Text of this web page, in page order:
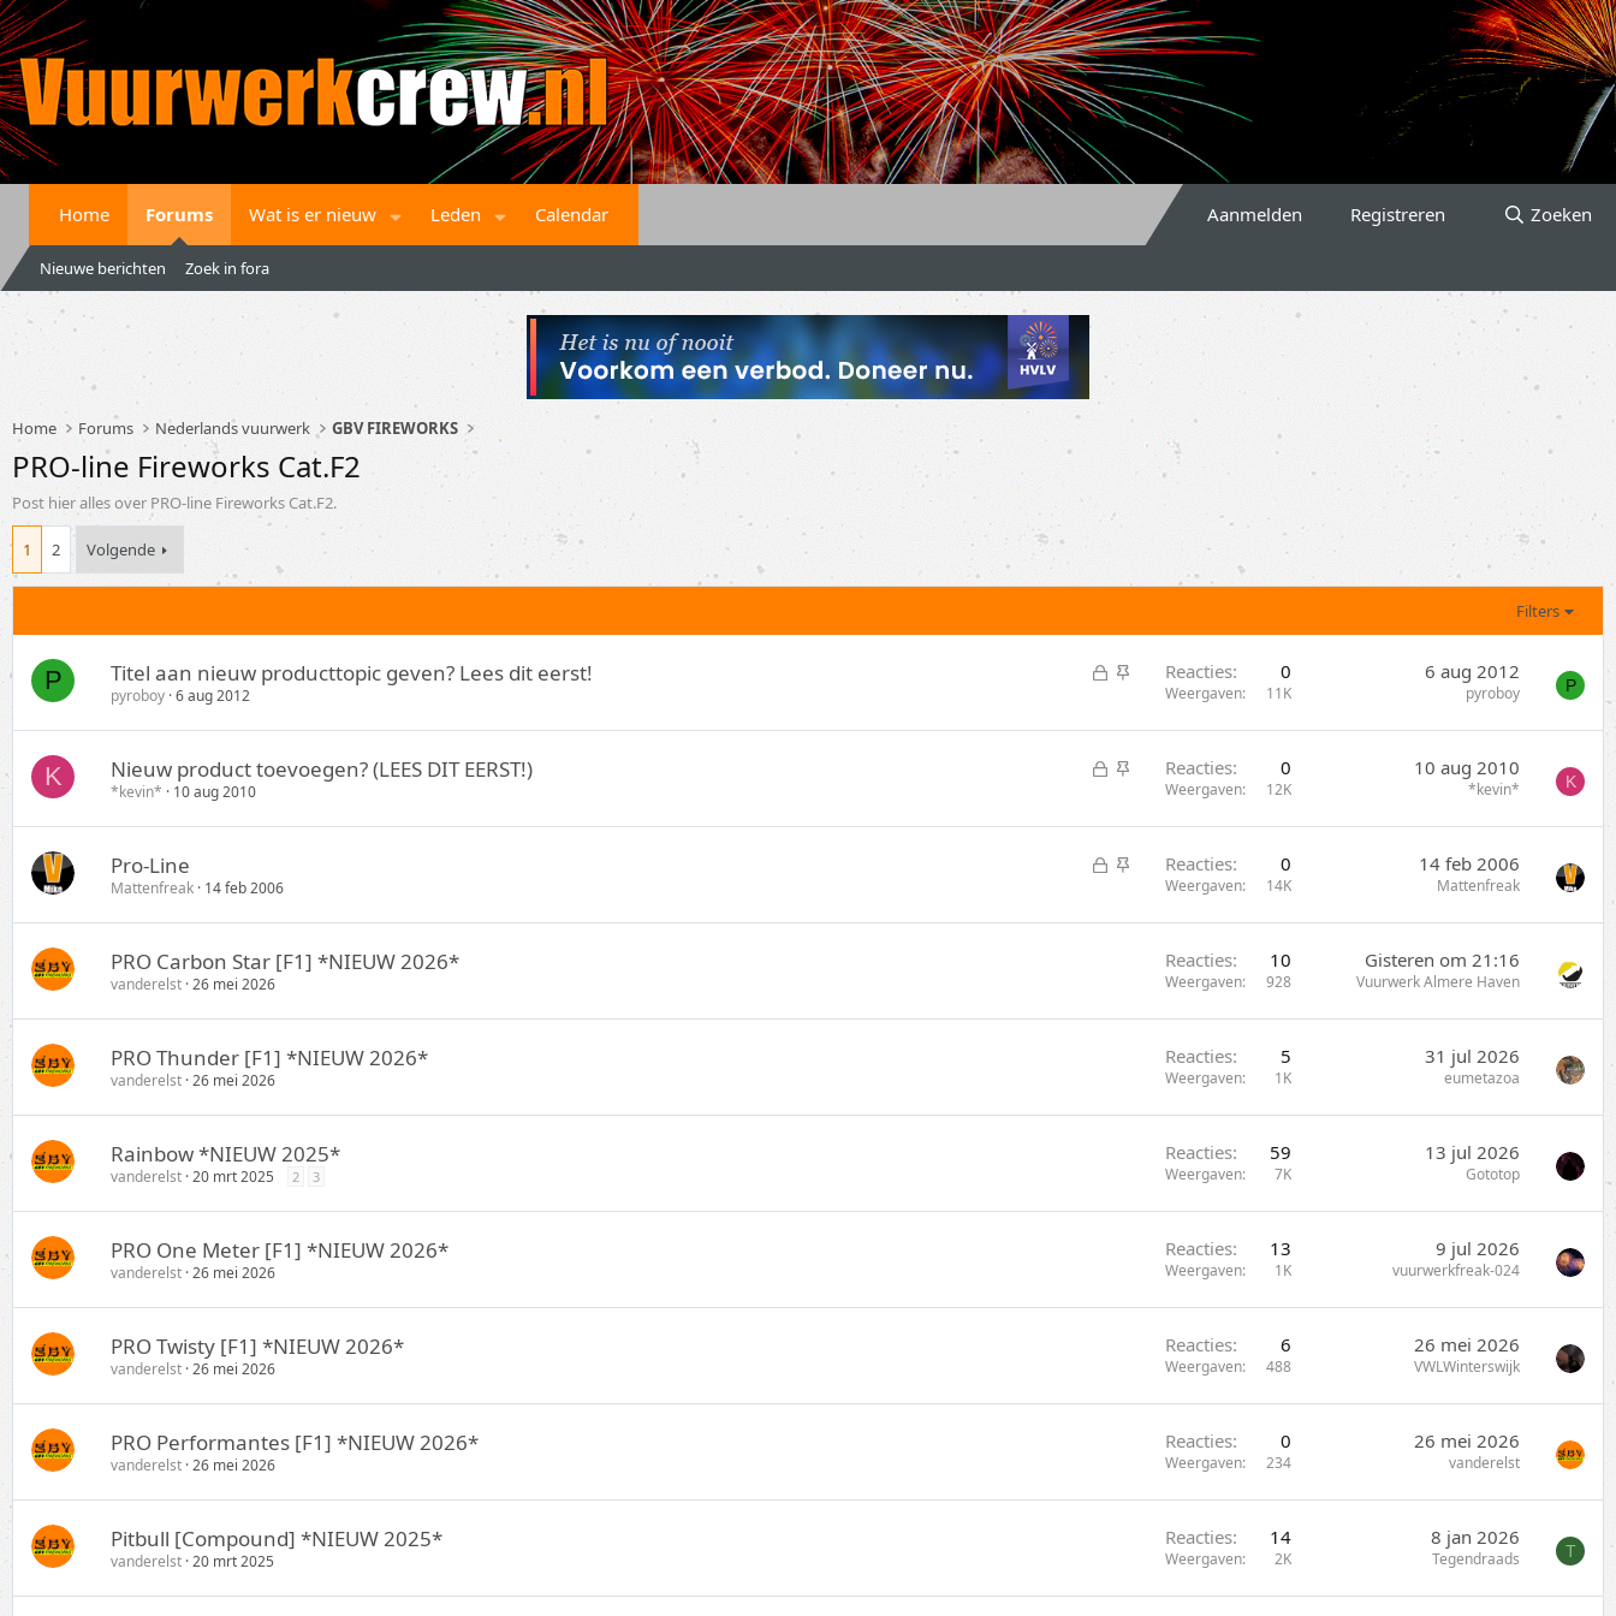
Home Forums Wat is er nieuw Leden Calendar Aanmelden Registreren Zoeken
Nieuwe berichten Zoek in fora
Home Forums Nederlands vuurwerk GBV FIREWORKS
PRO-line Fireworks Cat.F2
Post hier alles over PRO-line Fireworks Cat.F2.
1 2 Volgende
Filters
P
G
o
e
S
k
Titel aan nieuw producttopic geven? Lees dit eerst!
pyroboy 6 aug 2012
Reacties 0
Weergaven 11K
6 aug 2012
pyroboy P
K
G
o
e
S
k
Nieuw product toevoegen? (LEES DIT EERST!)
*kevin* 10 aug 2010
Reacties 0
Weergaven 12K
10 aug 2010
*kevin* K
G
e
S
Pro-Line
Mattenfreak 14 feb 2006
Reacties 0
Weergaven 14K
14 feb 2006
Mattenfreak
PRO Carbon Star [F1] *NIEUW 2026*
vanderelst 26 mei 2026
Reacties 10
Weergaven 928
Gisteren om 21:16
Vuurwerk Almere Haven
PRO Thunder [F1] *NIEUW 2026*
vanderelst 26 mei 2026
Reacties 5
Weergaven 1K
31 jul 2026
eumetazoa
Rainbow *NIEUW 2025*
vanderelst 20 mrt 2025 2 3
Reacties 59
Weergaven 7K
13 jul 2026
Gototop
PRO One Meter [F1] *NIEUW 2026*
vanderelst 26 mei 2026
Reacties 13
Weergaven 1K
9 jul 2026
vuurwerkfreak-024
PRO Twisty [F1] *NIEUW 2026*
vanderelst 26 mei 2026
Reacties 6
Weergaven 488
26 mei 2026
VWLWinterswijk
PRO Performantes [F1] *NIEUW 2026*
vanderelst 26 mei 2026
Reacties 0
Weergaven 234
26 mei 2026
vanderelst
Pitbull [Compound] *NIEUW 2025*
vanderelst 20 mrt 2025
Reacties 14
Weergaven 2K
8 jan 2026
Tegendraads T